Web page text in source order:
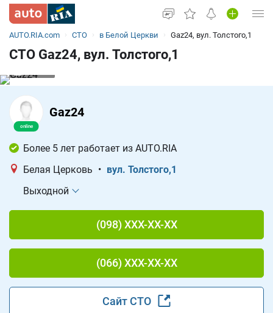
Вход в кабинет
Новости
Все для авто
AUTO.RIA.com СТО в Белой Церкви Gaz24, вул. Толстого,1
СТО Gaz24, вул. Толстого,1
Gaz24
Более 5 лет работает из AUTO.RIA
Белая Церковь • вул. Толстого,1
Выходной
(098) XXX-XX-XX
(066) XXX-XX-XX
Сайт СТО